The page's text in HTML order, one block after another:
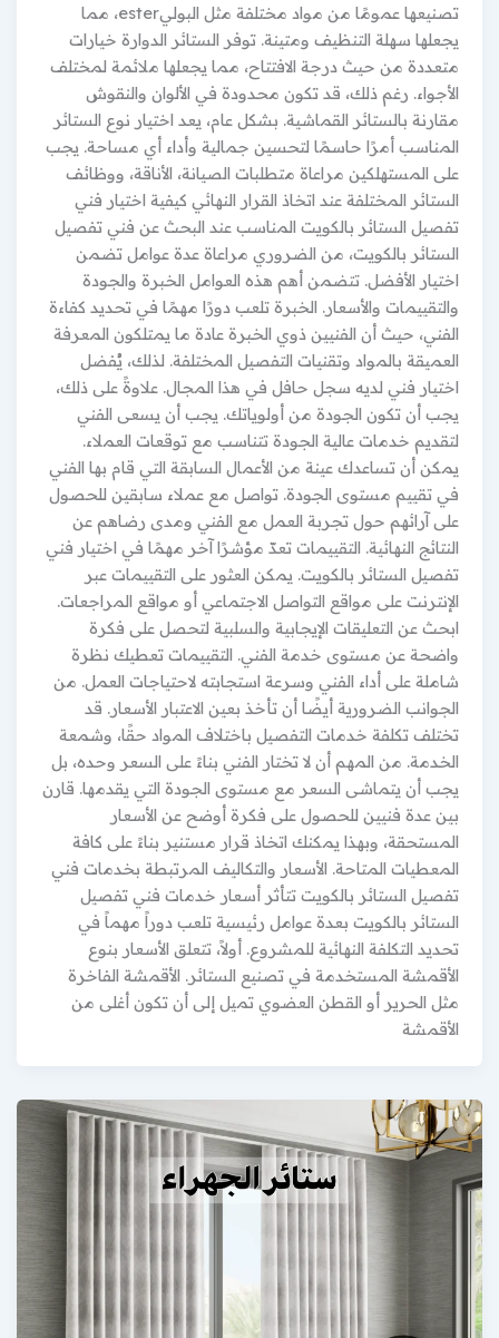
تصنيعها عمومًا من مواد مختلفة مثل البوليester، مما
يجعلها سهلة التنظيف ومتينة. توفر الستائر الدوارة خيارات
متعددة من حيث درجة الافتتاح، مما يجعلها ملائمة لمختلف
الأجواء. رغم ذلك، قد تكون محدودة في الألوان والنقوش
مقارنة بالستائر القماشية. بشكل عام، يعد اختيار نوع الستائر
المناسب أمرًا حاسمًا لتحسين جمالية وأداء أي مساحة. يجب
على المستهلكين مراعاة متطلبات الصيانة، الأناقة، ووظائف
الستائر المختلفة عند اتخاذ القرار النهائي كيفية اختيار فني
تفصيل الستائر بالكويت المناسب عند البحث عن فني تفصيل
الستائر بالكويت، من الضروري مراعاة عدة عوامل تضمن
اختيار الأفضل. تتضمن أهم هذه العوامل الخبرة والجودة
والتقييمات والأسعار. الخبرة تلعب دورًا مهمًا في تحديد كفاءة
الفني، حيث أن الفنيين ذوي الخبرة عادة ما يمتلكون المعرفة
العميقة بالمواد وتقنيات التفصيل المختلفة. لذلك، يُفضل
اختيار فني لديه سجل حافل في هذا المجال. علاوةً على ذلك،
يجب أن تكون الجودة من أولوياتك. يجب أن يسعى الفني
لتقديم خدمات عالية الجودة تتناسب مع توقعات العملاء.
يمكن أن تساعدك عينة من الأعمال السابقة التي قام بها الفني
في تقييم مستوى الجودة. تواصل مع عملاء سابقين للحصول
على آرائهم حول تجربة العمل مع الفني ومدى رضاهم عن
النتائج النهائية. التقييمات تعدّ مؤشرًا آخر مهمًا في اختيار فني
تفصيل الستائر بالكويت. يمكن العثور على التقييمات عبر
الإنترنت على مواقع التواصل الاجتماعي أو مواقع المراجعات.
ابحث عن التعليقات الإيجابية والسلبية لتحصل على فكرة
واضحة عن مستوى خدمة الفني. التقييمات تعطيك نظرة
شاملة على أداء الفني وسرعة استجابته لاحتياجات العمل. من
الجوانب الضرورية أيضًا أن تأخذ بعين الاعتبار الأسعار. قد
تختلف تكلفة خدمات التفصيل باختلاف المواد حقًا، وشمعة
الخدمة. من المهم أن لا تختار الفني بناءً على السعر وحده، بل
يجب أن يتماشى السعر مع مستوى الجودة التي يقدمها. قارن
بين عدة فنيين للحصول على فكرة أوضح عن الأسعار
المستحقة، وبهذا يمكنك اتخاذ قرار مستنير بناءً على كافة
المعطيات المتاحة. الأسعار والتكاليف المرتبطة بخدمات فني
تفصيل الستائر بالكويت تتأثر أسعار خدمات فني تفصيل
الستائر بالكويت بعدة عوامل رئيسية تلعب دوراً مهماً في
تحديد التكلفة النهائية للمشروع. أولاً، تتعلق الأسعار بنوع
الأقمشة المستخدمة في تصنيع الستائر. الأقمشة الفاخرة
مثل الحرير أو القطن العضوي تميل إلى أن تكون أغلى من
الأقمشة